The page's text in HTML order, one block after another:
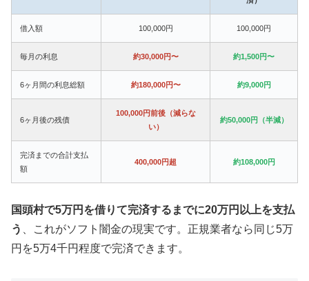
借入額 100,000円 100,000円
毎月の利息 約30,000円〜 約1,500円〜
6ヶ月間の利息総額 約180,000円〜 約9,000円
6ヶ月後の残債
100,000円前後（減らな
い）
約50,000円（半減）
完済までの合計支払
額
400,000円超 約108,000円
国頭村で5万円を借りて完済するまでに20万円以上を支払
う
、これがソフト闇金の現実です。正規業者なら同じ5万
円を5万4千円程度で完済できます。